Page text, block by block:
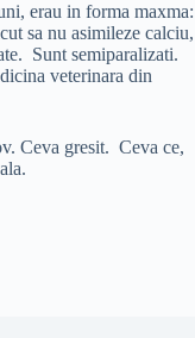
erau in forma maxma:
sa nu asimileze calciu,
Sunt semiparalizati.
veterinara din
Ceva gresit. Ceva ce,